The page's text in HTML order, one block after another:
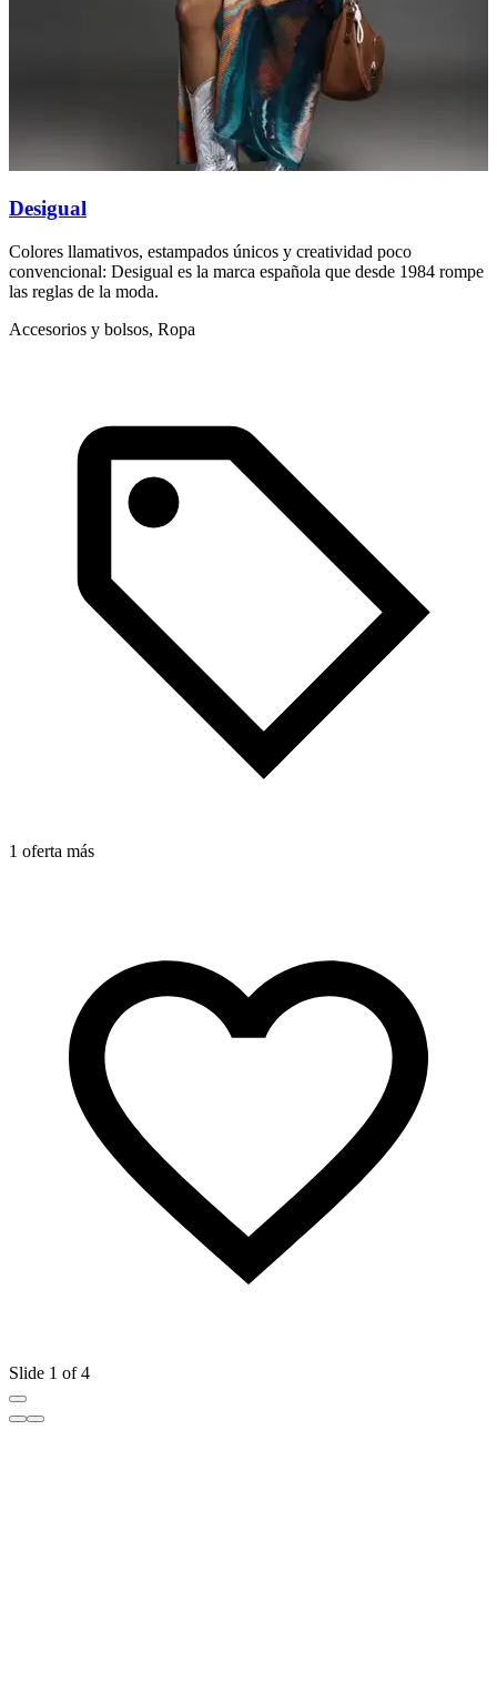
Desigual
Colores llamativos, estampados únicos y creatividad poco
convencional: Desigual es la marca española que desde 1984 rompe
las reglas de la moda.
Accesorios y bolsos, Ropa
1 oferta más
Slide 1 of 4